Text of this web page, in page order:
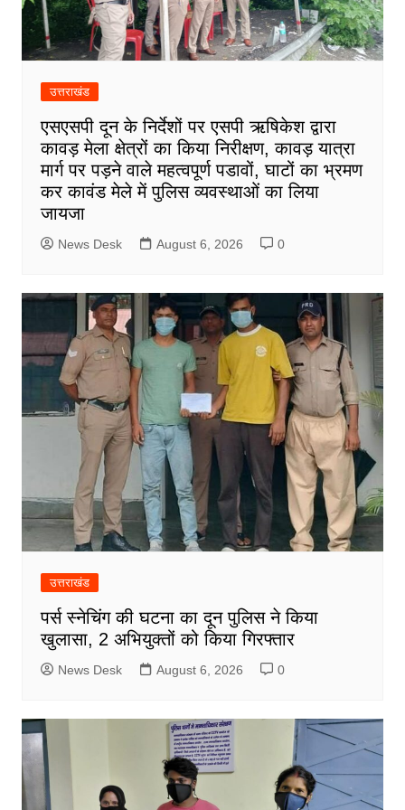
उत्तराखंड
एसएसपी दून के निर्देशों पर एसपी ऋषिकेश द्वारा
कावड़ मेला क्षेत्रों का किया निरीक्षण, कावड़ यात्रा
मार्ग पर पड़ने वाले महत्वपूर्ण पडावों, घाटों का भ्रमण
कर कावंड मेले में पुलिस व्यवस्थाओं का लिया
जायजा
News Desk August 6, 2026 0
उत्तराखंड
पर्स स्नेचिंग की घटना का दून पुलिस ने किया
खुलासा, 2 अभियुक्तों को किया गिरफ्तार
News Desk August 6, 2026 0